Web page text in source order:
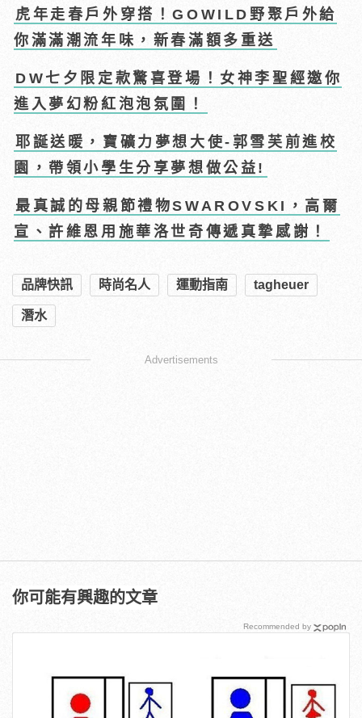
虎年走春戶外穿搭！GOWILD野聚戶外給
你滿滿潮流年味，新春滿額多重送
DW七夕限定款驚喜登場！女神李聖經邀你
進入夢幻粉紅泡泡氛圍！
耶誕送暖，寶礦力夢想大使-郭雪芙前進校
園，帶領小學生分享夢想做公益!
最真誠的母親節禮物SWAROVSKI，高爾
宣、許維恩用施華洛世奇傳遞真摯感謝！
品牌快訊 時尚名人 運動指南 tagheuer
潛水
Advertisements
你可能有興趣的文章
Recommended by